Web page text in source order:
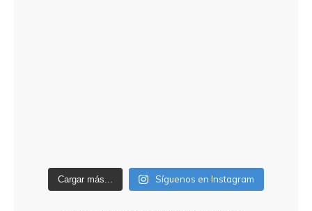
Cargar más... Síguenos en Instagram